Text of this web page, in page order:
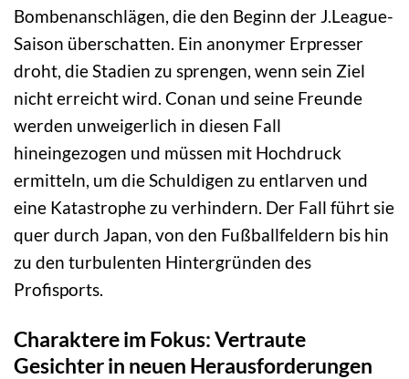
Bombenanschlägen, die den Beginn der J.League-
Saison überschatten. Ein anonymer Erpresser
droht, die Stadien zu sprengen, wenn sein Ziel
nicht erreicht wird. Conan und seine Freunde
werden unweigerlich in diesen Fall
hineingezogen und müssen mit Hochdruck
ermitteln, um die Schuldigen zu entlarven und
eine Katastrophe zu verhindern. Der Fall führt sie
quer durch Japan, von den Fußballfeldern bis hin
zu den turbulenten Hintergründen des
Profisports.
Charaktere im Fokus: Vertraute
Gesichter in neuen Herausforderungen